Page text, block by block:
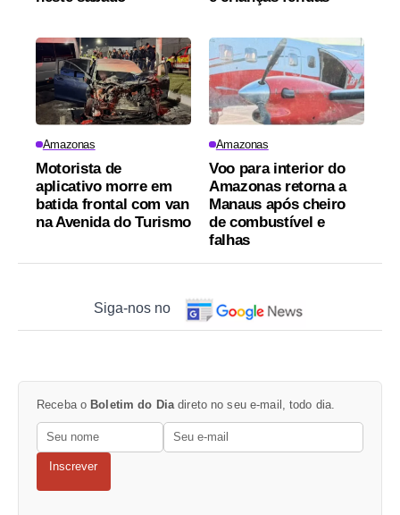
Amazonas
Motorista de
aplicativo morre em
batida frontal com van
na Avenida do Turismo
Amazonas
Voo para interior do
Amazonas retorna a
Manaus após cheiro
de combustível e
falhas
Siga-nos no
Receba o Boletim do Diadireto no seu e-mail, todo dia.
Inscrever